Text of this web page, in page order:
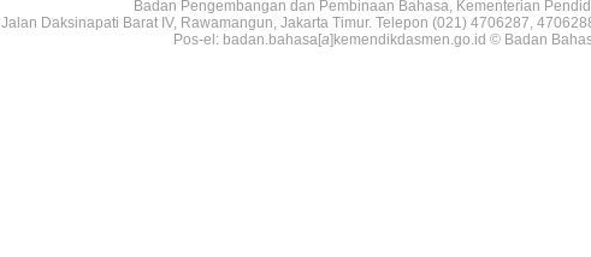
Badan Pengembangan dan Pembinaan Bahasa, Kementerian
Jalan Daksinapati Barat IV, Rawamangun, Jakarta Timur. Telepon (021) 4706287,
Pos-el: badan.bahasa[a]kemendikdasmen.go.id © Badan